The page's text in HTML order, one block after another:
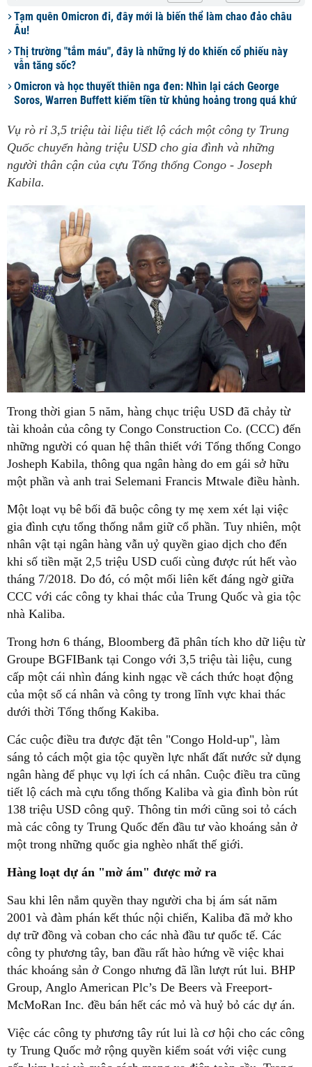
Tạm quên Omicron đi, đây mới là biến thể làm chao đảo châu
Âu!
Thị trường "tắm máu", đây là những lý do khiến cổ phiếu này
vẫn tăng sốc?
Omicron và học thuyết thiên nga đen: Nhìn lại cách George
Soros, Warren Buffett kiếm tiền từ khủng hoảng trong quá khứ
Vụ rò rỉ 3,5 triệu tài liệu tiết lộ cách một công ty Trung
Quốc chuyển hàng triệu USD cho gia đình và những
người thân cận của cựu Tổng thống Congo - Joseph
Kabila.
Trong thời gian 5 năm, hàng chục triệu USD đã chảy từ
tài khoản của công ty Congo Construction Co. (CCC) đến
những người có quan hệ thân thiết với Tổng thống Congo
Josheph Kabila, thông qua ngân hàng do em gái sở hữu
một phần và anh trai Selemani Francis Mtwale điều hành.
Một loạt vụ bê bối đã buộc công ty mẹ xem xét lại việc
gia đình cựu tổng thống nắm giữ cổ phần. Tuy nhiên, một
nhân vật tại ngân hàng vẫn uỷ quyền giao dịch cho đến
khi số tiền mặt 2,5 triệu USD cuối cùng được rút hết vào
tháng 7/2018. Do đó, có một mối liên kết đáng ngờ giữa
CCC với các công ty khai thác của Trung Quốc và gia tộc
nhà Kaliba.
Trong hơn 6 tháng, Bloomberg đã phân tích kho dữ liệu từ
Groupe BGFIBank tại Congo với 3,5 triệu tài liệu, cung
cấp một cái nhìn đáng kinh ngạc về cách thức hoạt động
của một số cá nhân và công ty trong lĩnh vực khai thác
dưới thời Tổng thống Kakiba.
Các cuộc điều tra được đặt tên "Congo Hold-up", làm
sáng tỏ cách một gia tộc quyền lực nhất đất nước sử dụng
ngân hàng để phục vụ lợi ích cá nhân. Cuộc điều tra cũng
tiết lộ cách mà cựu tổng thống Kaliba và gia đình bòn rút
138 triệu USD công quỹ. Thông tin mới cũng soi tỏ cách
mà các công ty Trung Quốc đến đầu tư vào khoáng sản ở
một trong những quốc gia nghèo nhất thế giới.
Hàng loạt dự án "mờ ám" được mở ra
Sau khi lên nắm quyền thay người cha bị ám sát năm
2001 và đàm phán kết thúc nội chiến, Kaliba đã mở kho
dự trữ đồng và coban cho các nhà đầu tư quốc tế. Các
công ty phương tây, ban đầu rất hào hứng về việc khai
thác khoáng sản ở Congo nhưng đã lần lượt rút lui. BHP
Group, Anglo American Plc’s De Beers và Freeport-
McMoRan Inc. đều bán hết các mỏ và huỷ bỏ các dự án.
Việc các công ty phương tây rút lui là cơ hội cho các công
ty Trung Quốc mở rộng quyền kiểm soát với việc cung